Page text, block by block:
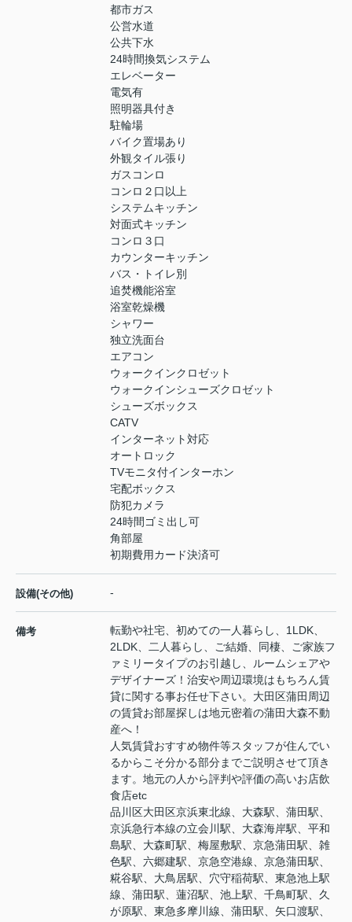
都市ガス
公営水道
公共下水
24時間換気システム
エレベーター
電気有
照明器具付き
駐輪場
バイク置場あり
外観タイル張り
ガスコンロ
コンロ２口以上
システムキッチン
対面式キッチン
コンロ３口
カウンターキッチン
バス・トイレ別
追焚機能浴室
浴室乾燥機
シャワー
独立洗面台
エアコン
ウォークインクロゼット
ウォークインシューズクロゼット
シューズボックス
CATV
インターネット対応
オートロック
TVモニタ付インターホン
宅配ボックス
防犯カメラ
24時間ゴミ出し可
角部屋
初期費用カード決済可
設備(その他) -
備考
転勤や社宅、初めての一人暮らし、1LDK、
2LDK、二人暮らし、ご結婚、同棲、ご家族フ
ァミリータイプのお引越し、ルームシェアや
デザイナーズ！治安や周辺環境はもちろん賃
貸に関する事お任せ下さい。大田区蒲田周辺
の賃貸お部屋探しは地元密着の蒲田大森不動
産へ！
人気賃貸おすすめ物件等スタッフが住んでい
るからこそ分かる部分までご説明させて頂き
ます。地元の人から評判や評価の高いお店飲
食店etc
品川区大田区京浜東北線、大森駅、蒲田駅、
京浜急行本線の立会川駅、大森海岸駅、平和
島駅、大森町駅、梅屋敷駅、京急蒲田駅、雑
色駅、六郷建駅、京急空港線、京急蒲田駅、
糀谷駅、大鳥居駅、穴守稲荷駅、東急池上駅
線、蒲田駅、蓮沼駅、池上駅、千鳥町駅、久
が原駅、東急多摩川線、蒲田駅、矢口渡駅、